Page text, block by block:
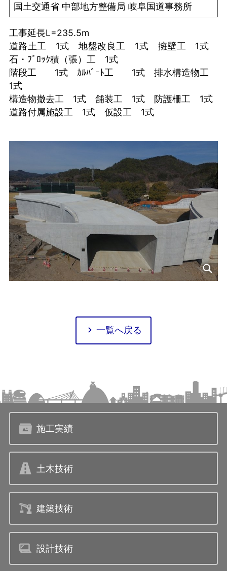
国土交通省 中部地方整備局 岐阜国道事務所
工事延長L=235.5m
道路土工 1式 地盤改良工 1式 擁壁工 1式
石・ﾌﾞﾛｯｸ積（張）工 1式
階段工 1式 ｶﾙﾊﾞｰﾄ工 1式 排水構造物工
1式
構造物撤去工 1式 舗装工 1式 防護柵工 1式
道路付属施設工 1式 仮設工 1式
一覧へ戻る
施工実績
土木技術
建築技術
設計技術